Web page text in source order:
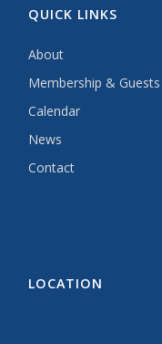
QUICK LINKS
About
Membership & Guests
Calendar
News
Contact
LOCATION